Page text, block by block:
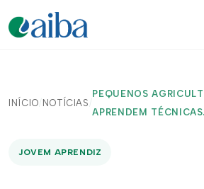
INÍCIO/ NOTÍCIAS /
PEQUENOS
APRENDEM
JOVEM APRENDIZ